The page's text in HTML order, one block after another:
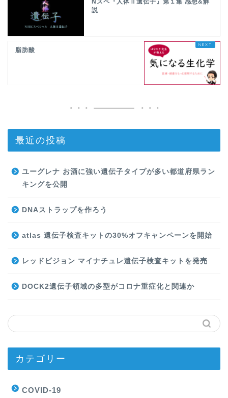
Nスペ『人体Ⅱ遺伝子』第１集 感想&解
説
脂肪酸
最近の投稿
ユーグレナ お酒に強い遺伝子タイプが多い都道府県ラン
キングを公開
DNAストラップを作ろう
atlas 遺伝子検査キットの30%オフキャンペーンを開始
レッドビジョン マイナチュレ遺伝子検査キットを発売
DOCK2遺伝子領域の多型がコロナ重症化と関連か
カテゴリー
COVID-19